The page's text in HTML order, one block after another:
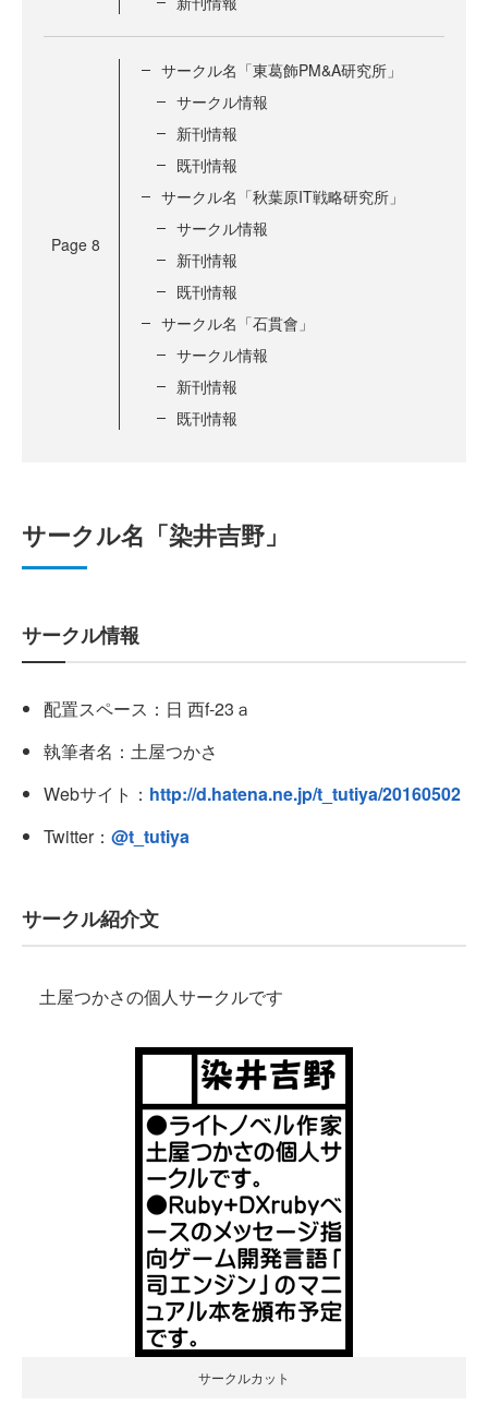
Page 8
サークル名「東葛飾PM&A研究所」
サークル情報
新刊情報
既刊情報
サークル名「秋葉原IT戦略研究所」
サークル情報
新刊情報
既刊情報
サークル名「石貫會」
サークル情報
新刊情報
既刊情報
サークル名「染井吉野」
サークル情報
配置スペース：日 西f-23ａ
執筆者名：土屋つかさ
Webサイト： http://d.hatena.ne.jp/t_tutiya/20160502
Twitter： @t_tutiya
サークル紹介文
土屋つかさの個人サークルです
サークルカット